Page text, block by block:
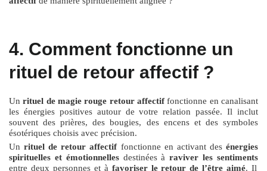
4. Comment fonctionne un
rituel de retour affectif ?
Unrituel de magie rouge retour affectiffonctionne en canalisant
les énergies positives autour de votre relation passée. Il inclut
souvent des prières, des bougies, des encens et des symboles
ésotériques choisis avec précision.
Unrituel de retour affectiffonctionne en activant desénergies
spirituelles et émotionnellesdestinées àraviver les sentiments
entre deux personnes et à favoriser le retour de l’être aimé. Il